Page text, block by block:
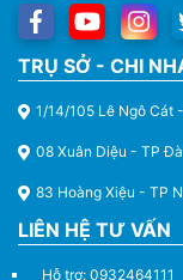
TRỤ SỞ - CHI
1/14/105 Lê Ngô Cát
08 Xuân Diệu - TP
83 Hoàng Xiệu - TP
LIÊN HỆ TƯ VẤN
Hỗ trợ: 0932464111